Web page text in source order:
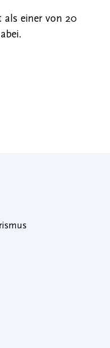
als einer von 20